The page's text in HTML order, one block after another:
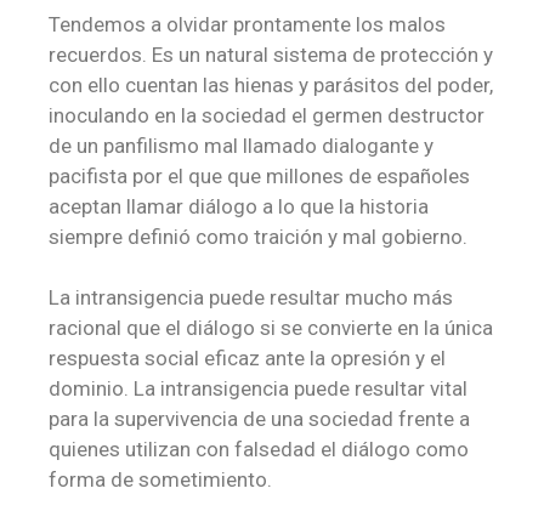
Tendemos a olvidar prontamente los malos
recuerdos. Es un natural sistema de protección y
con ello cuentan las hienas y parásitos del poder,
inoculando en la sociedad el germen destructor
de un panfilismo mal llamado dialogante y
pacifista por el que que millones de españoles
aceptan llamar diálogo a lo que la historia
siempre definió como traición y mal gobierno.
La intransigencia puede resultar mucho más
racional que el diálogo si se convierte en la única
respuesta social eficaz ante la opresión y el
dominio. La intransigencia puede resultar vital
para la supervivencia de una sociedad frente a
quienes utilizan con falsedad el diálogo como
forma de sometimiento.